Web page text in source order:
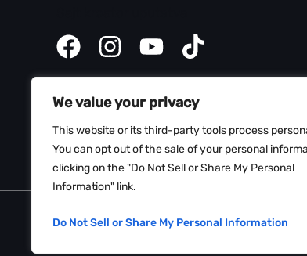
We value your privacy
This website or its third-party tools process
You can opt out of the sale of your personal
clicking on the "Do Not Sell or Share My Personal
Information" link.
Do Not Sell or Share My Personal Information
Copyright © 2026 Web Hosting Srbija